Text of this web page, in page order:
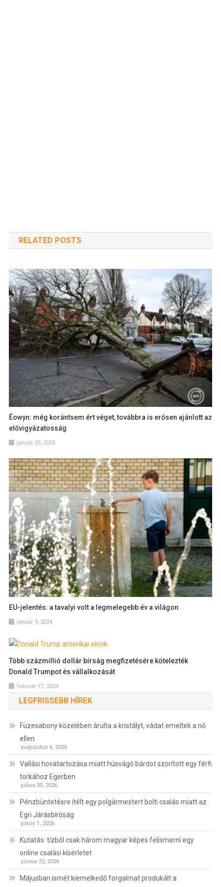
RELATED POSTS
Éowyn: még korántsem ért véget, továbbra is erősen ajánlott az
elővigyázatosság
január 25, 2025
EU-jelentés: a tavalyi volt a legmelegebb év a világon
január 9, 2024
Több százmillió dollár bírság megfizetésére kötelezték
Donald Trumpot és vállalkozását
február 17, 2024
LEGFRISSEBB HÍREK
Füzesabony közelében árulta a kristályt, vádat emeltek a nő
ellen
augusztus 6, 2026
Vallási hovatartozása miatt húsvágó bárdot szorított egy férfi
torkához Egerben
július 30, 2026
Pénzbüntetésre ítélt egy polgármestert bolti csalás miatt az
Egri Járásbíróság
július 1, 2026
Kutatás: tízből csak három magyar képes felismerni egy
online csalási kísérletet
június 22, 2026
Májusban ismét kiemelkedő forgalmat produkált a